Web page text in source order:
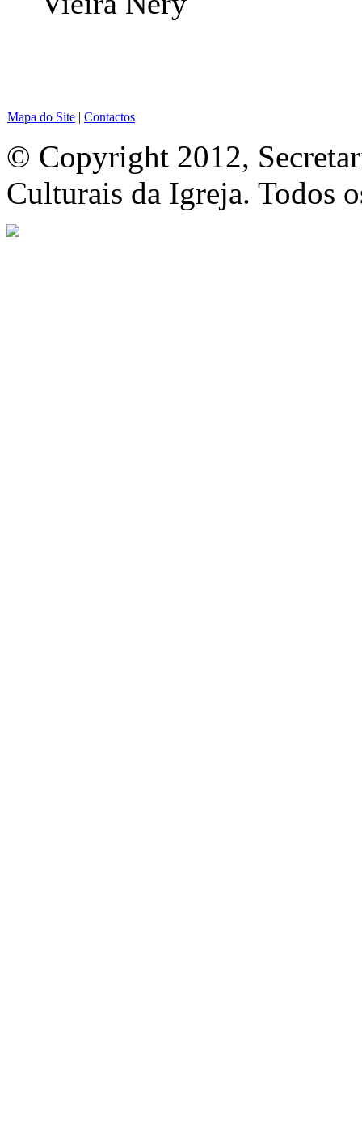
Mapa do Site | Contactos
© Copyright 2012,
Culturais da Igreja. Todos